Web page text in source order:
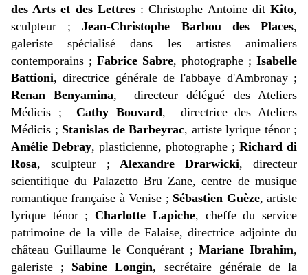
des Arts et des Lettres: Christophe Antoine ditKito,
sculpteur ;Jean-Christophe Barbou des Places,
galeriste spécialisé dans les artistes animaliers
contemporains ; Fabrice Sabre, photographe ; Isabelle
Battioni, directrice générale de l'abbaye d'Ambronay ;
Renan Benyamina, directeur délégué des Ateliers
Médicis ;Cathy Bouvard, directrice des Ateliers
Médicis ; Stanislas de Barbeyrac, artiste lyrique ténor ;
Amélie Debray, plasticienne, photographe ; Richard di
Rosa, sculpteur ;Alexandre Drarwicki, directeur
scientifique du Palazetto Bru Zane, centre de musique
romantique française à Venise ; Sébastien Guèze, artiste
lyrique ténor ;Charlotte Lapiche, cheffe du service
patrimoine de la ville de Falaise, directrice adjointe du
château Guillaume le Conquérant ; Mariane Ibrahim,
galeriste ; Sabine Longin, secrétaire générale de la